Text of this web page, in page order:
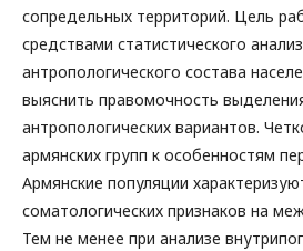
сопредельных территорий. Цель
средствами статистического
антропологического состава
выяснить правомочность
антропологических вариантов.
армянских групп к особенностям
Армянские популяции
соматологических признаков на
Тем не менее при анализе